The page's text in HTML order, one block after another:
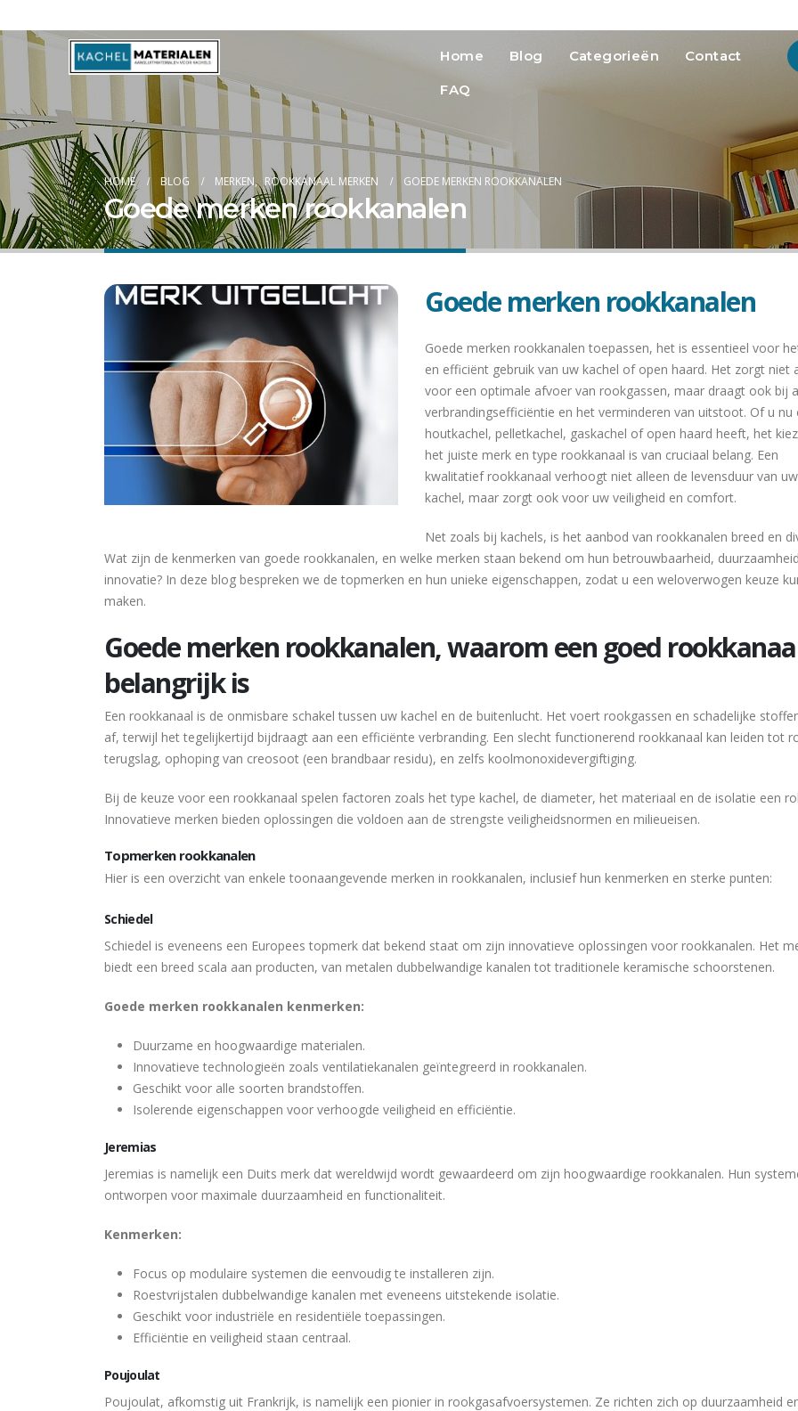
Home Blog Categorieën
Contact
FAQ
HOME BLOG MERKEN, ROOKKANAAL MERKEN GOEDE MERKEN ROOKKANALEN
Goede merken rookkanalen
Goede merken rookkanalen
Goede merken rookkanalen toepassen, het is essentieel voor
en efficiënt gebruik van uw kachel of open haard. Het zorgt niet
voor een optimale afvoer van rookgassen, maar draagt ook bij
verbrandingsefficiëntie en het verminderen van uitstoot. Of u nu
houtkachel, pelletkachel, gaskachel of open haard heeft, het
het juiste merk en type rookkanaal is van cruciaal belang. Een
kwalitatief rookkanaal verhoogt niet alleen de levensduur van uw
kachel, maar zorgt ook voor uw veiligheid en comfort.
Net zoals bij kachels, is het aanbod van rookkanalen breed en
Wat zijn de kenmerken van goede rookkanalen, en welke merken staan bekend om hun betrouwbaarheid,
innovatie? In deze blog bespreken we de topmerken en hun unieke eigenschappen, zodat u een weloverwogen keuze
maken.
Goede merken rookkanalen, waarom een goed
belangrijk is
Een rookkanaal is de onmisbare schakel tussen uw kachel en de buitenlucht. Het voert rookgassen en schadelijke
af, terwijl het tegelijkertijd bijdraagt aan een efficiënte verbranding. Een slecht functionerend rookkanaal kan leiden tot
terugslag, ophoping van creosoot (een brandbaar residu), en zelfs koolmonoxidevergiftiging.
Bij de keuze voor een rookkanaal spelen factoren zoals het type kachel, de diameter, het materiaal en de isolatie een
Innovatieve merken bieden oplossingen die voldoen aan de strengste veiligheidsnormen en milieueisen.
Topmerken rookkanalen
Hier is een overzicht van enkele toonaangevende merken in rookkanalen, inclusief hun kenmerken en sterke punten:
Schiedel
Schiedel is eveneens een Europees topmerk dat bekend staat om zijn innovatieve oplossingen voor rookkanalen. Het
biedt een breed scala aan producten, van metalen dubbelwandige kanalen tot traditionele keramische schoorstenen.
Goede merken rookkanalen kenmerken:
Duurzame en hoogwaardige materialen.
Innovatieve technologieën zoals ventilatiekanalen geïntegreerd in rookkanalen.
Geschikt voor alle soorten brandstoffen.
Isolerende eigenschappen voor verhoogde veiligheid en efficiëntie.
Jeremias
Jeremias is namelijk een Duits merk dat wereldwijd wordt gewaardeerd om zijn hoogwaardige rookkanalen. Hun
ontworpen voor maximale duurzaamheid en functionaliteit.
Kenmerken:
Focus op modulaire systemen die eenvoudig te installeren zijn.
Roestvrijstalen dubbelwandige kanalen met eveneens uitstekende isolatie.
Geschikt voor industriële en residentiële toepassingen.
Efficiëntie en veiligheid staan centraal.
Poujoulat
Poujoulat, afkomstig uit Frankrijk, is namelijk een pionier in rookgasafvoersystemen. Ze richten zich op duurzaamheid